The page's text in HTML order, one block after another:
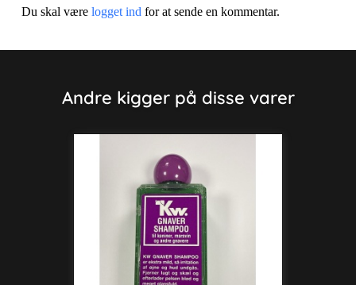
Du skal være logget ind for at sende en kommentar.
Andre kigger på disse varer